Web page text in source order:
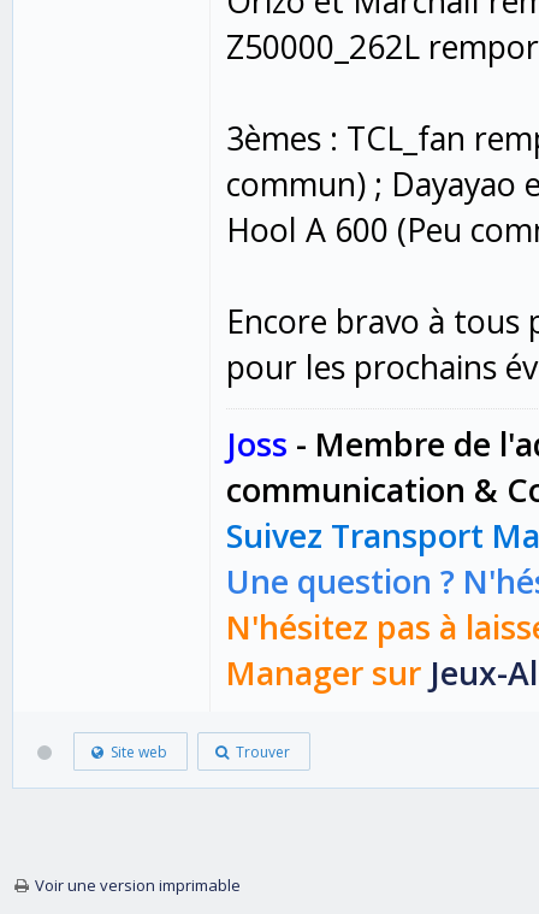
Z50000_262L
3èmes : TCL_fan
commun) ; Dayayao
Hool A 600 (Peu
Encore bravo à
pour les prochains
Joss - Membre de
communication &
Suivez Transport
Une question ?
N'hésitez pas à
Manager sur Jeux-
Site web Trouver
Voir une version imprimable